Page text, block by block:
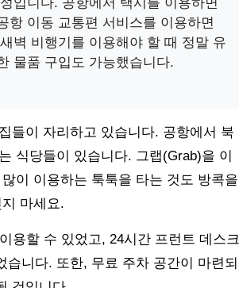
항 이동 교통편 서비스를 이용하면
벽 비행기를 이용해야 할 때 정말 유
물품 구입도 가능했습니다.
들이 자리하고 있습니다. 공항에서 북
식당들이 있습니다. 그랩(Grab)을 이
이 이용하는 툭툭을 타는 것도 방콕을
마세요.
용할 수 있었고, 24시간 프런트 데스크
니다. 또한, 무료 주차 공간이 마련되